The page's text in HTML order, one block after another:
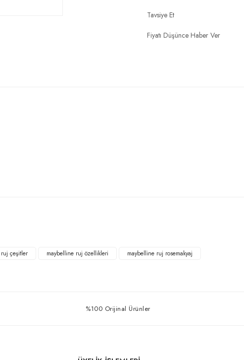
Tavsiye Et
Fiyatı Düşünce Haber Ver
Yorum Yaz
çeşitler maybelline ruj özellikleri maybelline ruj rosemakyaj
%100 Orijinal Ürünler